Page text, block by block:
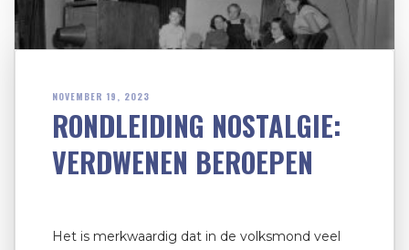
NOVEMBER 19, 2023
RONDLEIDING NOSTALGIE:
VERDWENEN BEROEPEN
Het is merkwaardig dat in de volksmond veel